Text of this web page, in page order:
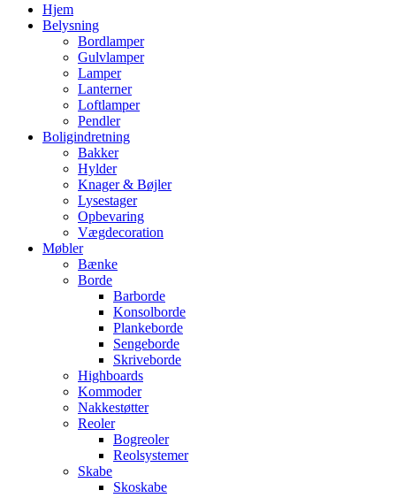
Hjem
Belysning
Bordlamper
Gulvlamper
Lamper
Lanterner
Loftlamper
Pendler
Boligindretning
Bakker
Hylder
Knager & Bøjler
Lysestager
Opbevaring
Vægdecoration
Møbler
Bænke
Borde
Barborde
Konsolborde
Plankeborde
Sengeborde
Skriveborde
Highboards
Kommoder
Nakkestøtter
Reoler
Bogreoler
Reolsystemer
Skabe
Skoskabe